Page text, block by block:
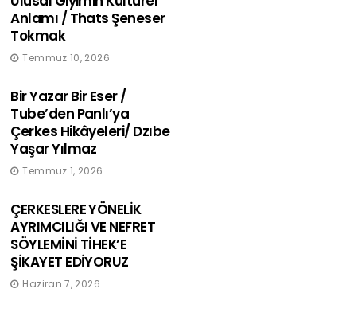
Anlamı / Thats Şeneser
Tokmak
Temmuz 10, 2026
Bir Yazar Bir Eser /
Tube’den Panlı’ya
Çerkes Hikâyeleri/ Dzıbe
Yaşar Yılmaz
Temmuz 1, 2026
ÇERKESLERE YÖNELİK
AYRIMCILIĞI VE NEFRET
SÖYLEMİNİ TİHEK’E
ŞİKAYET EDİYORUZ
Haziran 7, 2026